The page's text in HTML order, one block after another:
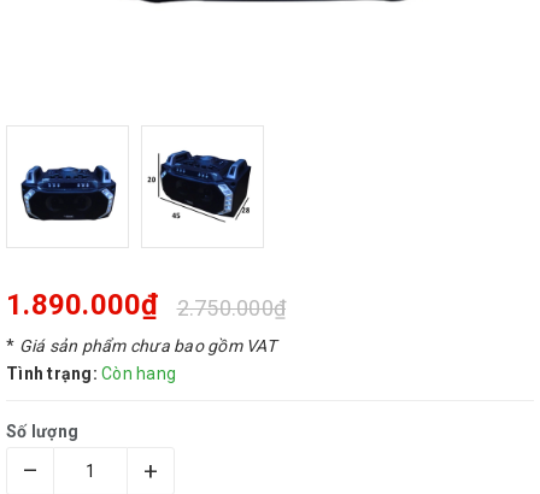
1.890.000₫ 2.750.000₫
* Giá sản phẩm chưa bao gồm VAT
Tình trạng: Còn hang
Số lượng
– +